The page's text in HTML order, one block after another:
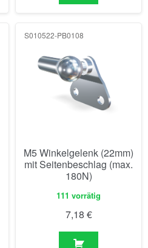
S010522-PB0108
M5 Winkelgelenk (22mm)
mit Seitenbeschlag (max.
180N)
111 vorrätig
7,18 €